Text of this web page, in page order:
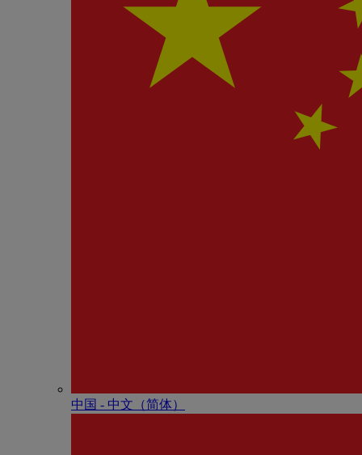
中国 - 中⽂（简体）